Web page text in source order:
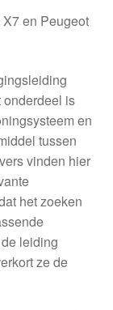
en Peugeot
is
en
tussen
vinden hier
het zoeken
leiding
ze de